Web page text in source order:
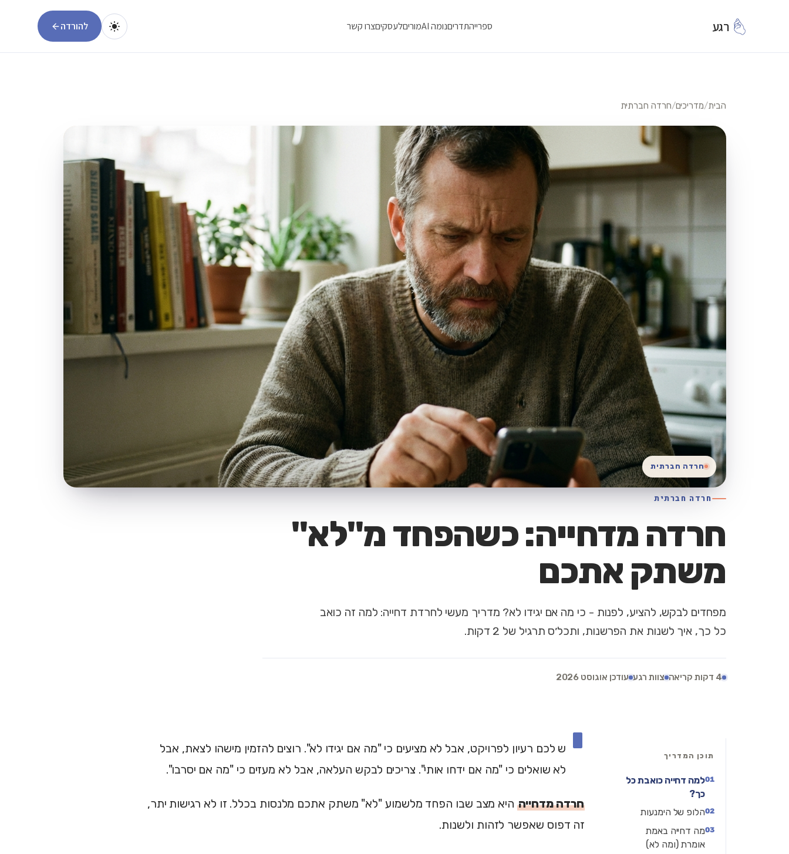
רגע ספרייהתדריםנומה AI מוריםלעסקיםצרו קשר להורדה
הבית/מדריכים/חרדה חברתית
חרדה חברתית
חרדה מדחייה: כשהפחד מ"לא"
משתק אתכם
מפחדים לבקש, להציע, לפנות - כי מה אם יגידו לא? מדריך מעשי לחרדת דחייה: למה זה כואב
כל כך, איך לשנות את הפרשנות, ותכל׳ס תרגיל של 2 דקות.
4 דקות קריאה צוות רגע עודכן אוגוסט 2026
חרדה חברתית
תוכן המדריך
למה דחייה כואבת כל
כך?
הלופ של הימנעות
מה דחייה באמת
אומרת (ומה לא)
י ש לכם רעיון לפרויקט, אבל לא מציעים כי "מה אם יגידו לא". רוצים להזמין מישהו לצאת, אבל
לא שואלים כי "מה אם ידחו אותי". צריכים לבקש העלאה, אבל לא מעזים כי "מה אם יסרבו".
חרדה מדחייה היא מצב שבו הפחד מלשמוע "לא" משתק אתכם מלנסות בכלל. זו לא רגישות יתר,
זה דפוס שאפשר לזהות ולשנות.